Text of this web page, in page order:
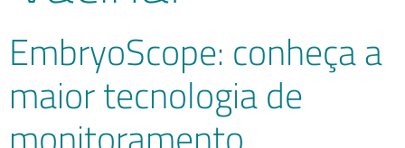
EmbryoScope: conheça a
maior tecnologia de